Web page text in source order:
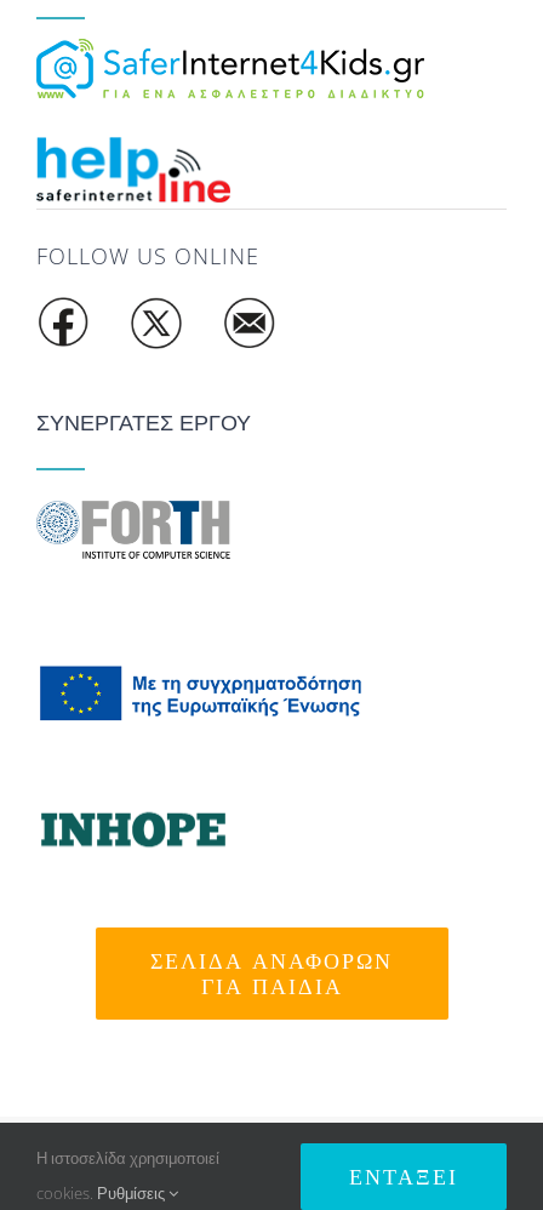
FOLLOW US ONLINE
ΣΥΝΕΡΓΑΤΕΣ ΕΡΓΟΥ
ΣΕΛΊΔΑ ΑΝΑΦΟΡΏΝ
ΓΙΑ ΠΑΙΔΙΆ
© Copyright 2007 -
Reserved | Created by
Η ιστοσελίδα χρησιμοποιεί
cookies. Ρυθμίσεις
ΕΝΤΆΞΕΙ